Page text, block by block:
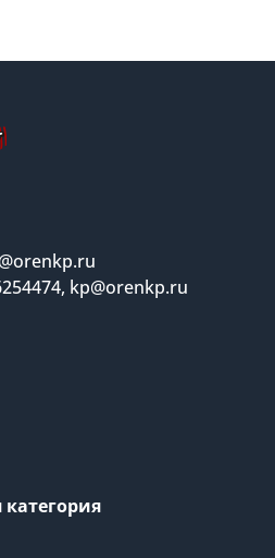
kp@orenkp.ru
категория